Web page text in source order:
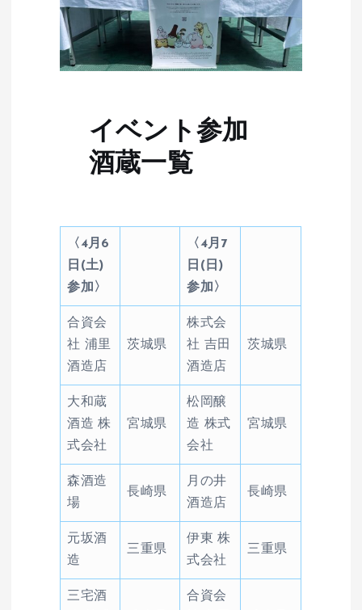
イベント参加
酒蔵一覧
〈4月6
日(土)
参加〉
〈4月7
日(日)
参加〉
合資会
社 浦里
酒造店
茨城県
株式会
社 吉田
酒造店
茨城県
大和蔵
酒造 株
式会社
宮城県
松岡醸
造 株式
会社
宮城県
森酒造
場
長崎県
月の井
酒造店
長崎県
元坂酒
造
三重県
伊東 株
式会社
三重県
三宅酒
合資会